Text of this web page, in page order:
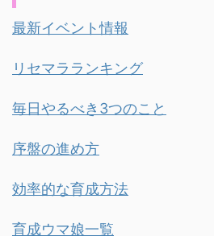
最新イベント情報
リセマラランキング
毎日やるべき3つのこと
序盤の進め方
効率的な育成方法
育成ウマ娘一覧